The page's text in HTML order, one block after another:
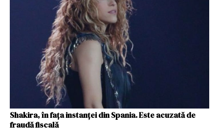
Shakira, în faţa instanţei din Spania. Este acuzată de
fraudă fiscală